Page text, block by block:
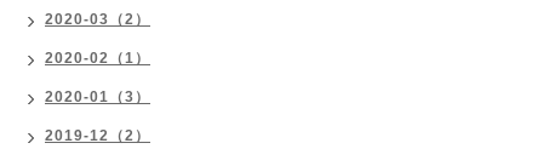
2020-03（2）
2020-02（1）
2020-01（3）
2019-12（2）